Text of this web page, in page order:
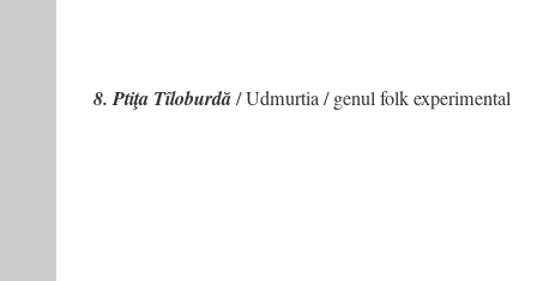
8. Ptiţa Tîloburdă/ Udmurtia / genul folk experimental